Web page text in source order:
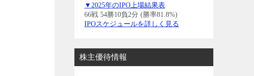
▼2025年のIPO上場結果表
66戦 54勝10負2分 (勝率81.8%)
IPOスケジュールを詳しく見る
株主優待情報